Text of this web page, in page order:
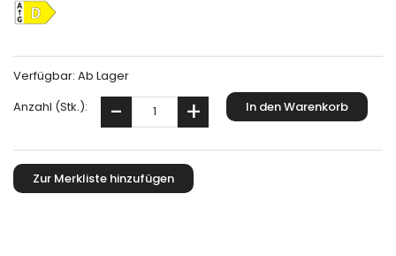
Verfügbar: Ab Lager
Anzahl (Stk.):